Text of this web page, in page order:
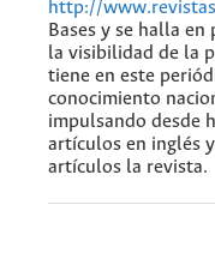
http://
Bases y se halla
la visibilidad de la
tiene en este
conocimiento
impulsando desde
artículos en inglés
artículos la revista.